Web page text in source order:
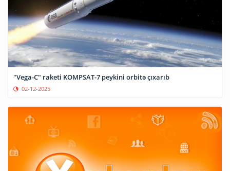
"Vega-C" raketi KOMPSAT-7 peykini orbitə çıxarıb
02-12-2025